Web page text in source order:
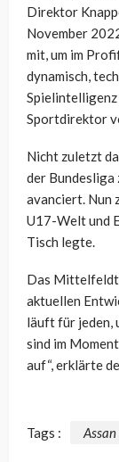
Direktor
November
mit, um im
dynamisch,
Sportdirektor
Nicht zuletzt
der Bundesliga
avanciert. Nun
U17-Welt und
Tisch legte.
Das
aktuellen
läuft für jeden,
sind im
auf“, erklärte
Tags :